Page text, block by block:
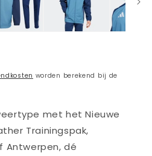
worden berekend bij de
met het Nieuwe
Trainingspak,
Antwerpen, dé